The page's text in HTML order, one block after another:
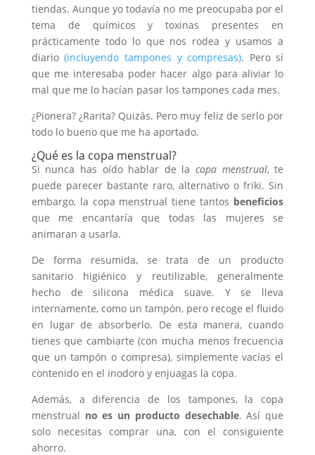
tiendas. Aunque yo todavía no me preocupaba por el
tema de químicos y toxinas presentes en
prácticamente todo lo que nos rodea y usamos a
diario(incluyendo tampones y compresas). Pero sí
que me interesaba poder hacer algo para aliviar lo
mal que me lo hacían pasar los tampones cada mes.
¿Pionera? ¿Rarita? Quizás. Pero muy feliz de serlo por
todo lo bueno que me ha aportado.
¿Qué es la copa menstrual?
Si nunca has oído hablar de la copa menstrual, te
puede parecer bastante raro, alternativo o friki. Sin
embargo, la copa menstrual tiene tantos beneficios
que me encantaría que todas las mujeres se
animaran a usarla.
De forma resumida, se trata de un producto
sanitario higiénico y reutilizable, generalmente
hecho de silicona médica suave. Y se lleva
internamente, como un tampón, pero recoge el fluido
en lugar de absorberlo. De esta manera, cuando
tienes que cambiarte (con mucha menos frecuencia
que un tampón o compresa), simplemente vacías el
contenido en el inodoro y enjuagas la copa.
Además, a diferencia de los tampones, la copa
menstrual no es un producto desechable. Así que
solo necesitas comprar una, con el consiguiente
ahorro.